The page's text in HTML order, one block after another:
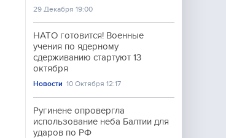
29 Декабря 19:00
НАТО готовится! Военные
учения по ядерному
сдерживанию стартуют 13
октября
Новости 10 Октября 12:17
Ругинене опровергла
использование неба Балтии для
ударов по РФ